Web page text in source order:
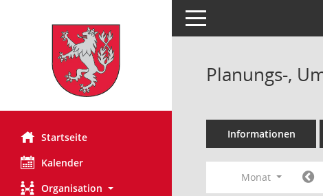
Startseite
Kalender
Organisation
Toggle navigation
Planungs-,
Informationen
Monat